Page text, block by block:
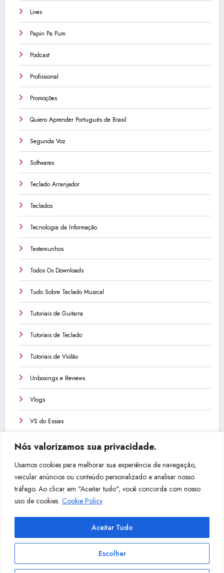
Nós valorizamos sua privacidade.
Usamos cookies para melhorar sua experiência de navegação,
veicular anúncios ou conteúdo personalizado e analisar nosso
tráfego. Ao clicar em "Aceitar tudo", você concorda com nosso
uso de cookies. Cookie Policy
Escolher
Aceitar Tudo
Lives
Papin Pa Pum
Podcast
Profissional
Promoções
Quiero Aprender Portugués de Brasil
Segunda Voz
Softwares
Teclado Arranjador
Teclados
Tecnologia da Informação
Testemunhos
Todos Os Downloads
Tudo Sobre Teclado Musical
Tutoriais de Guitarra
Tutoriais de Teclado
Tutoriais de Violão
Unboxings e Reviews
Vlogs
VS do Essias
Não perca isso!
nário
Afina
Qual
Cabo
Com
prar
Instr
to
o